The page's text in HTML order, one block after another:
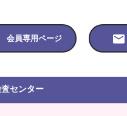
会員専用ページ
センター